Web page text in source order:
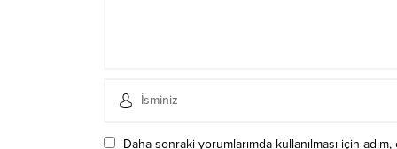
Daha sonraki yorumlarımda kullanılması için